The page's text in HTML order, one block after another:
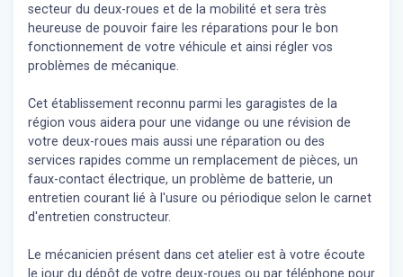
secteur du deux-roues et de la mobilité et sera très
heureuse de pouvoir faire les réparations pour le bon
fonctionnement de votre véhicule et ainsi régler vos
problèmes de mécanique.
Cet établissement reconnu parmi les garagistes de la
région vous aidera pour une vidange ou une révision de
votre deux-roues mais aussi une réparation ou des
services rapides comme un remplacement de pièces, un
faux-contact électrique, un problème de batterie, un
entretien courant lié à l'usure ou périodique selon le carnet
d'entretien constructeur.
Le mécanicien présent dans cet atelier est à votre écoute